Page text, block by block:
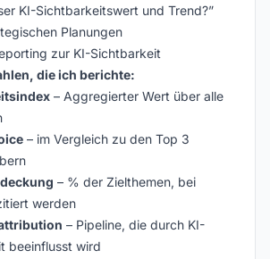
KI-Sichtbarkeitswert und Trend?”
Planungen
zur KI-Sichtbarkeit
die ich berichte:
– Aggregierter Wert über alle
– im Vergleich zu den Top 3
– % der Zielthemen, bei
werden
– Pipeline, die durch KI-
beeinflusst wird